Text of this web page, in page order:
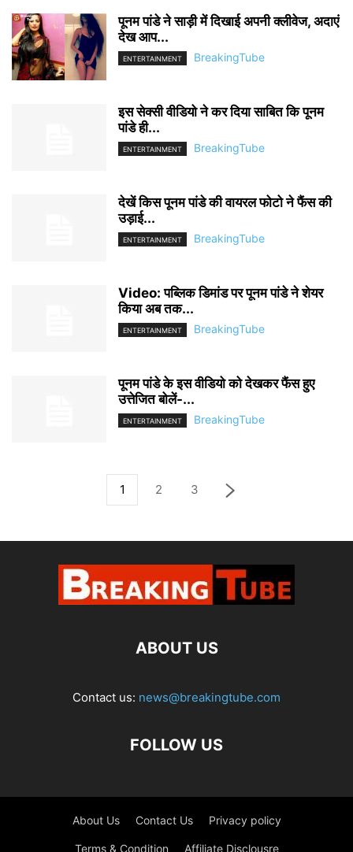
पूनम पांडे ने साड़ी में दिखाई अपनी क्लीवेज, अदाएं
देख आप...
ENTERTAINMENT BreakingTube
इस सेक्सी वीडियो ने कर दिया साबित कि पूनम
पांडे ही...
ENTERTAINMENT BreakingTube
देखें किस पूनम पांडे की वायरल फोटो ने फैंस की
उड़ाई...
ENTERTAINMENT BreakingTube
Video: पब्लिक डिमांड पर पूनम पांडे ने शेयर
किया अब तक...
ENTERTAINMENT BreakingTube
पूनम पांडे के इस वीडियो को देखकर फैंस हुए
उत्तेजित बोलें-...
ENTERTAINMENT BreakingTube
1 2 3
ABOUT US
Contact us: news@breakingtube.com
FOLLOW US
About Us Contact Us Privacy policy
Terms & Condition Affiliate Disclousre